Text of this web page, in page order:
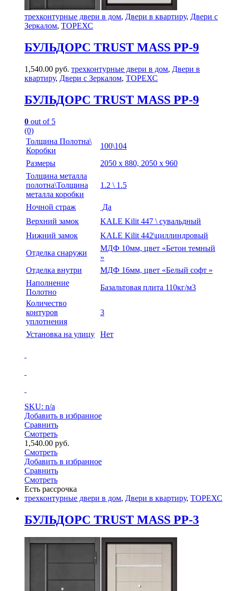
трехконтурные двери в дом, Двери в квартиру, Двери с
Зеркалом, ТОРЕХС
БУЛЬДОРС TRUST MASS PP-9
1,540.00 руб. трехконтурные двери в дом, Двери в
квартиру, Двери с Зеркалом, ТОРЕХС
БУЛЬДОРС TRUST MASS PP-9
0 out of 5
(0)
Толщина Полотна\
Коробки
100\104
Размеры
2050 х 880, 2050 х 960
Толщина металла
полотна\Толщина
металла коробки
1.2 \ 1.5
Ночной страж
Да
Верхний замок
KALE Kilit 447 \ сувальдный
Нижний замок
KALE Kilit 442\циллиндровый
Отделка снаружи
МДФ 10мм, цвет «Бетон темный
»
Отделка внутри
МДФ 16мм, цвет «Белый софт »
Наполнение
Полотно
Базальтовая плита 110кг/м3
Количество
контуров
уплотнения
3
Установка на улицу Нет
SKU: n/a
Добавить в избранное
Сравнить
Смотреть
1,540.00 руб.
Смотреть
Добавить в избранное
Сравнить
Смотреть
Есть рассрочка
трехконтурные двери в дом, Двери в квартиру, ТОРЕХС
БУЛЬДОРС TRUST MASS PP-3